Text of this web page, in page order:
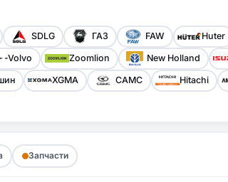
SDLG ГАЗ FAW Huter
Volvo Zoomlion New Holland
XGMA CAMC Hitachi
Запчасти